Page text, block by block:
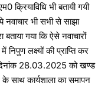
क्रियाविधि भी बतायी गयी
नवाचार भी सभी से साझा
बताया गया कि ऐसे नवाचारों
लक्ष्यों की प्राप्ति कर
28.03.2025 को खण्ड
के साथ कार्यशाला का समापन